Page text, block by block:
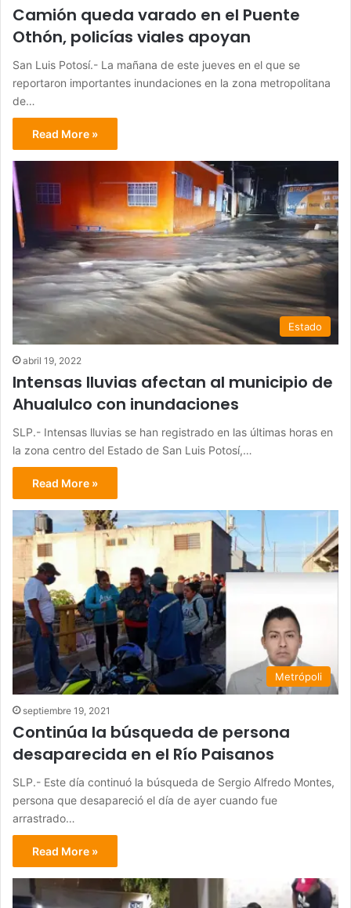
Camión queda varado en el Puente
Othón, policías viales apoyan
San Luis Potosí.- La mañana de este jueves en el que se
reportaron importantes inundaciones en la zona metropolitana
de…
Read More »
Estado
abril 19, 2022
Intensas lluvias afectan al municipio de
Ahualulco con inundaciones
SLP.- Intensas lluvias se han registrado en las últimas horas en
la zona centro del Estado de San Luis Potosí,…
Read More »
Metrópoli
septiembre 19, 2021
Continúa la búsqueda de persona
desaparecida en el Río Paisanos
SLP.- Este día continuó la búsqueda de Sergio Alfredo Montes,
persona que desapareció el día de ayer cuando fue
arrastrado…
Read More »